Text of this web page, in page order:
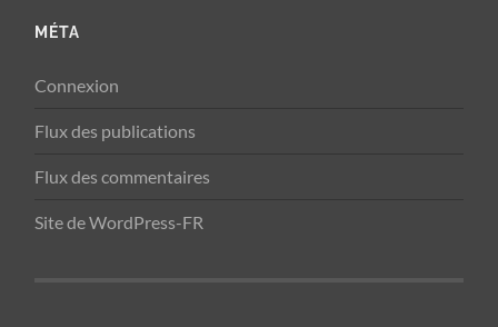
MÉTA
Connexion
Flux des publications
Flux des commentaires
Site de WordPress-FR